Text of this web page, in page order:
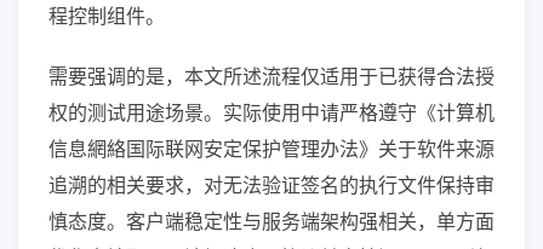
程控制组件。
需要强调的是，本文所述流程仅适用于已获得合法授
权的测试用途场景。实际使用中请严格遵守《计算机
信息網絡国际联网安定保护管理办法》关于软件来源
追溯的相关要求，对无法验证签名的执行文件保持审
慎态度。客户端稳定性与服务端架构强相关，单方面